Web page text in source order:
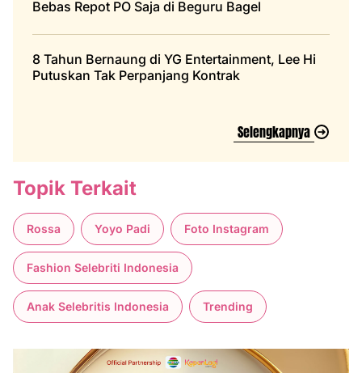
Bebas Repot PO Saja di Beguru Bagel
8 Tahun Bernaung di YG Entertainment, Lee Hi
Putuskan Tak Perpanjang Kontrak
Selengkapnya
Topik Terkait
Rossa Yoyo Padi Foto Instagram
Fashion Selebriti Indonesia
Anak Selebritis Indonesia Trending